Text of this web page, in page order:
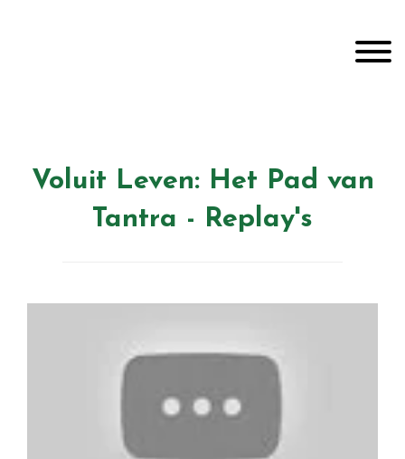
Voluit Leven: Het Pad van
Tantra - Replay's